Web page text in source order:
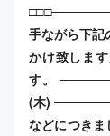
手ながら下記
かけ致しま
す。
(木)
などにつきま